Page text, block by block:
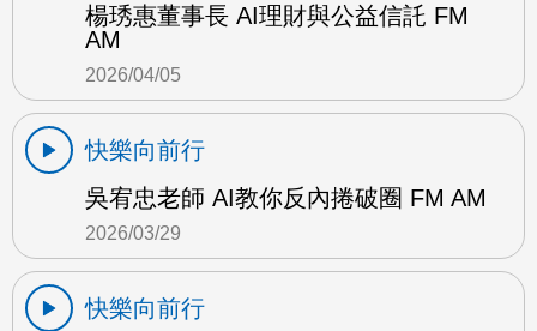
楊琇惠董事長 AI理財與公益信託 FM
AM
2026/04/05
快樂向前行
吳宥忠老師 AI教你反內捲破圈 FM AM
2026/03/29
快樂向前行